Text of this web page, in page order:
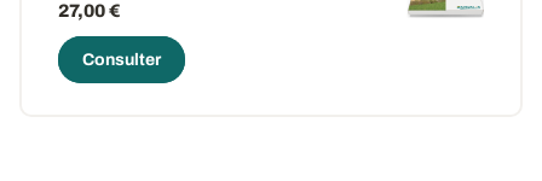
27,00 €
Consulter